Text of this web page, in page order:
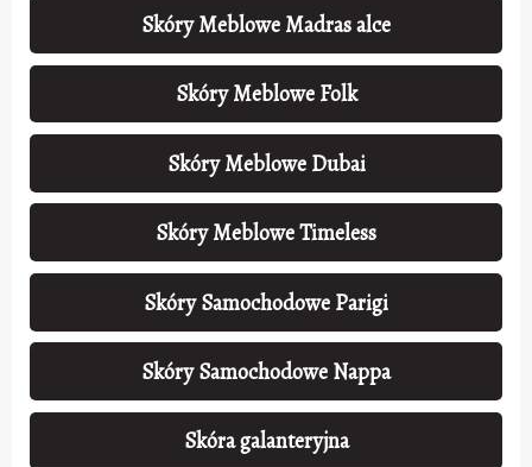
Skóry Meblowe Madras alce
Skóry Meblowe Folk
Skóry Meblowe Dubai
Skóry Meblowe Timeless
Skóry Samochodowe Parigi
Skóry Samochodowe Nappa
Skóra galanteryjna